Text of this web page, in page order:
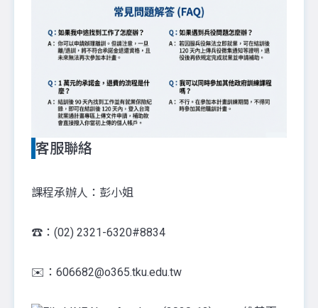
客服聯絡
課程承辦人：彭小姐
☎️：(02) 2321-6320#8834
✉️：606682@o365.tku.edu.tw